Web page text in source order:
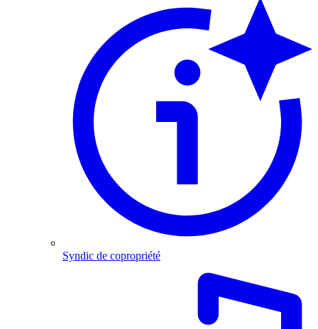
Syndic de copropriété